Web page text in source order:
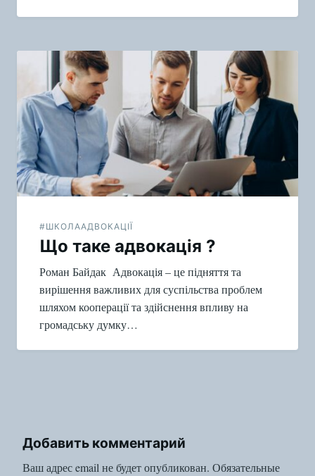
#ШКОЛААДВОКАЦІЇ
Що таке адвокація ?
Роман Байдак Адвокація – це підняття та
вирішення важливих для суспільства проблем
шляхом кооперації та здійснення впливу на
громадську думку…
Добавить комментарий
Ваш адрес email не будет опубликован. Обязательные